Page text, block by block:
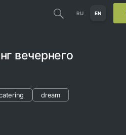
RU EN
вечернего
dream